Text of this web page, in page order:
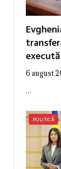
6 august
…
POLITICĂ